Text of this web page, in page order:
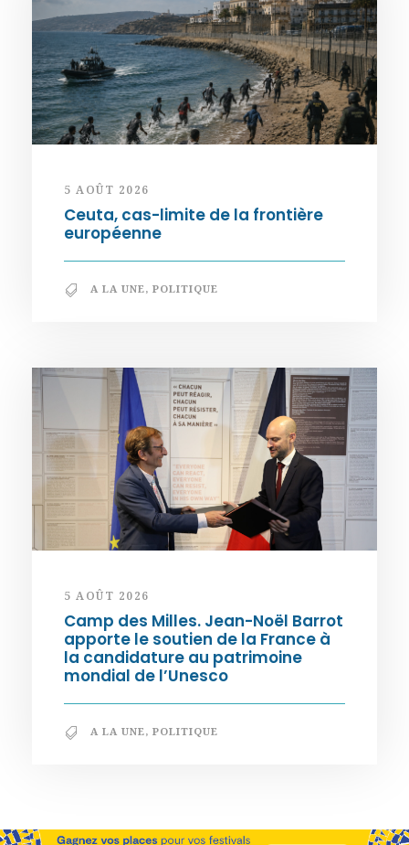
5 AOÛT 2026
Ceuta, cas-limite de la frontière
européenne
A LA UNE, POLITIQUE
5 AOÛT 2026
Camp des Milles. Jean-Noël Barrot
apporte le soutien de la France à
la candidature au patrimoine
mondial de l’Unesco
A LA UNE, POLITIQUE